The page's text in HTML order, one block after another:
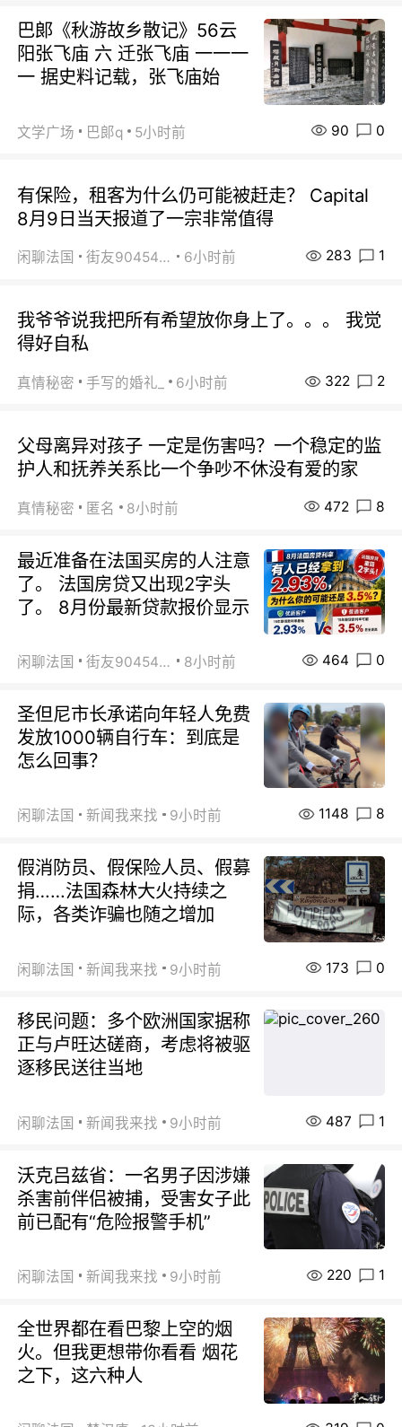
巴郞《秋游故乡散记》56云
阳张飞庙 六 迁张飞庙 一一一
一 据史料记载，张飞庙始
文学广场 巴郞q 5小时前 90 0
有保险，租客为什么仍可能被赶走？ Capital
8月9日当天报道了一宗非常值得
闲聊法国 街友90454511 6小时前 283 1
我爷爷说我把所有希望放你身上了。。。 我觉
得好自私
真情秘密 手写的婚礼_ 6小时前 322 2
父母离异对孩子 一定是伤害吗？一个稳定的监
护人和抚养关系比一个争吵不休没有爱的家
真情秘密 匿名 8小时前 472 8
最近准备在法国买房的人注意
了。 法国房贷又出现2字头
了。 8月份最新贷款报价显示
闲聊法国 街友90454511 8小时前 464 0
圣但尼市长承诺向年轻人免费
发放1000辆自行车：到底是
怎么回事？
闲聊法国 新闻我来找 9小时前 1148 8
假消防员、假保险人员、假募
捐……法国森林大火持续之
际，各类诈骗也随之增加
闲聊法国 新闻我来找 9小时前 173 0
移民问题：多个欧洲国家据称
正与卢旺达磋商，考虑将被驱
逐移民送往当地
闲聊法国 新闻我来找 9小时前 487 1
沃克吕兹省：一名男子因涉嫌
杀害前伴侣被捕，受害女子此
前已配有“危险报警手机”
闲聊法国 新闻我来找 9小时前 220 1
全世界都在看巴黎上空的烟
火。但我更想带你看看 烟花
之下，这六种人